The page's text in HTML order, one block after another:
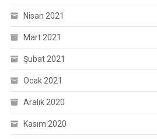
Nisan 2021
Mart 2021
Şubat 2021
Ocak 2021
Aralık 2020
Kasım 2020